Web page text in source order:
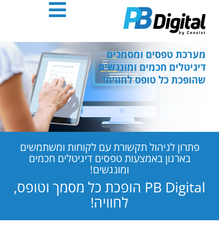
אנטר
מערכת טפסים ומסמכים
דיגיטלים חכמים ומונגשים
שהופכת כל טופס לחוויה!
פתרון לניהול תקשורת עם לקוחות ומשתמשים
בארגון באמצעות טפסים דיגיטלים חכמים
ומונגשים!
PB Digital הופכת כל מסמך וטופס,
לחוויה!